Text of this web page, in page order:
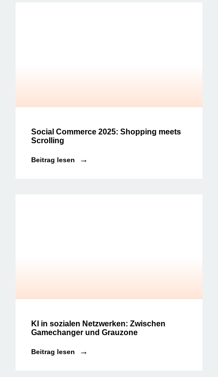
Social Commerce 2025: Shopping meets
Scrolling
Beitrag lesen
KI in sozialen Netzwerken: Zwischen
Gamechanger und Grauzone
Beitrag lesen